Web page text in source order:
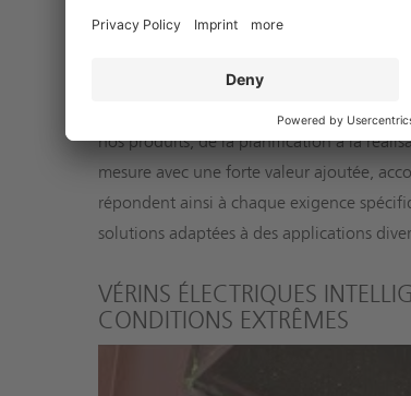
Le client en point de mire -
Les besoins de nos clients ont toujours
nos produits, de la planification à la
mesure avec une forte valeur ajoutée,
répondent ainsi à chaque exigence
solutions adaptées à des applications
VÉRINS ÉLECTRIQUES
CONDITIONS EXTRÊMES